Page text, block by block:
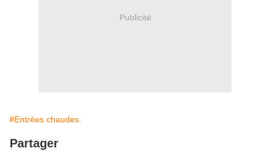
Publicité
#Entrées chaudes
Partager